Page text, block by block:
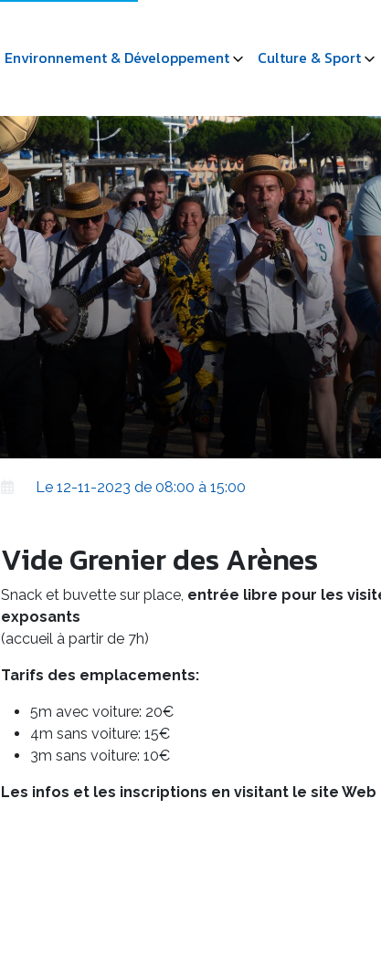
Environnement & Développement Culture & Sport
Le 12-11-2023 de 08:00 à 15:00
Vide Grenier des Arènes
Snack et buvette sur place, entrée libre pour les
exposants
(accueil à partir de 7h)
Tarifs des emplacements:
5m avec voiture: 20€
4m sans voiture: 15€
3m sans voiture: 10€
Les infos et les inscriptions en visitant le site Web